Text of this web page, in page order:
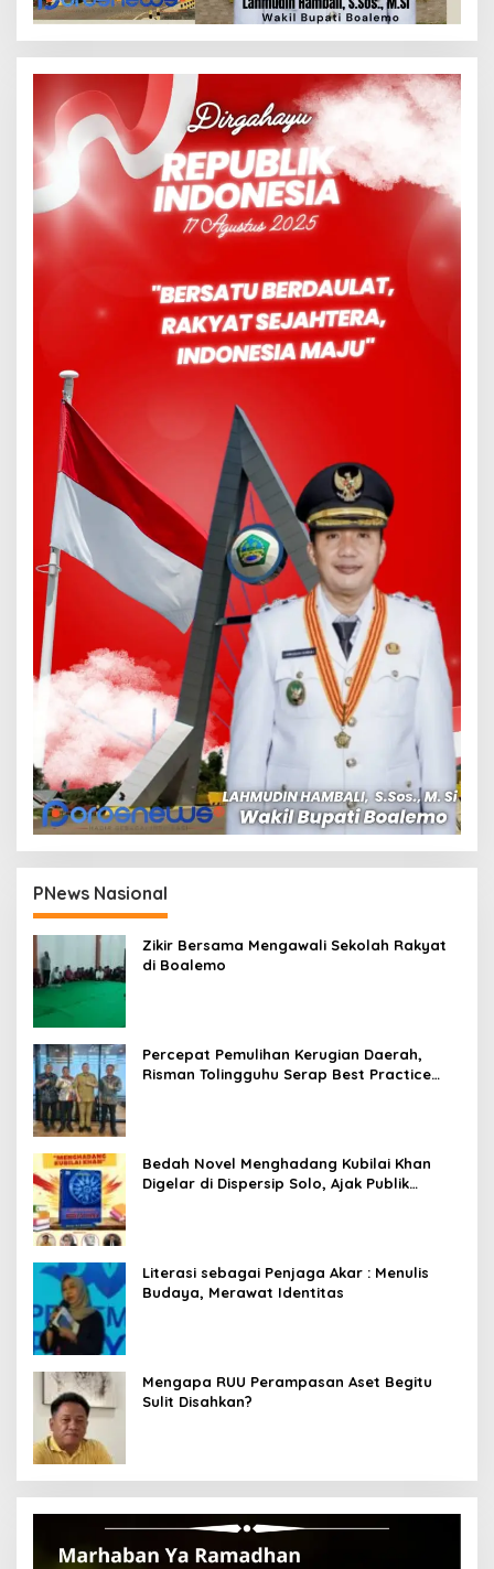
PNews Nasional
Zikir Bersama Mengawali Sekolah Rakyat
di Boalemo
Percepat Pemulihan Kerugian Daerah,
Risman Tolingguhu Serap Best Practice
Bedah Novel Menghadang Kubilai Khan
Digelar di Dispersip Solo, Ajak Publik
Literasi sebagai Penjaga Akar : Menulis
Budaya, Merawat Identitas
Mengapa RUU Perampasan Aset Begitu
Sulit Disahkan?